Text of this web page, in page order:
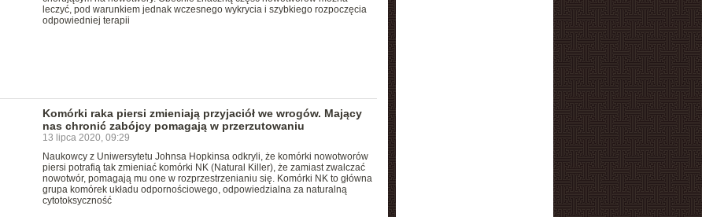
leczyć, pod warunkiem jednak wczesnego wykrycia i szybkiego rozpoczęcia
odpowiedniej terapii
Komórki raka piersi zmieniają przyjaciół we wrogów. Mający
nas chronić zabójcy pomagają w przerzutowaniu
13 lipca 2020, 09:29
Naukowcy z Uniwersytetu Johnsa Hopkinsa odkryli, że komórki nowotworów
piersi potrafią tak zmieniać komórki NK (Natural Killer), że zamiast zwalczać
nowotwór, pomagają mu one w rozprzestrzenianiu się. Komórki NK to główna
grupa komórek układu odpornościowego, odpowiedzialna za naturalną
cytotoksyczność